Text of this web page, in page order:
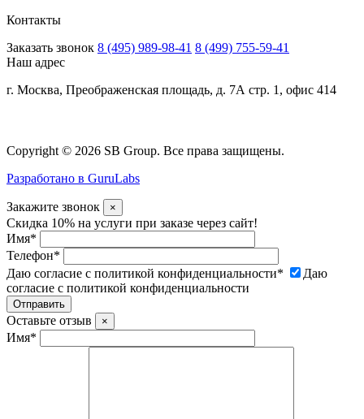
Контакты
Заказать звонок 8 (495) 989-98-41 8 (499) 755-59-41
Наш адрес
г. Москва, Преображенская площадь, д. 7А стр. 1, офис 414
Copyright © 2026 SB Group. Все права защищены.
Разработано в GuruLabs
Закажите звонок ×
Скидка 10% на услуги при заказе через сайт!
Имя*
Телефон*
Даю согласие с политикой конфиденциальности*
Даю
согласие с политикой конфиденциальности
Оставьте отзыв ×
Имя*